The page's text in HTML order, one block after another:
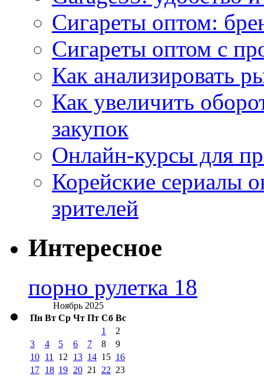
Сигареты оптом:
Сигареты оптом с
Как анализировать
Как увеличить
закупок
Онлайн-курсы для
Корейские сериалы
зрителей
Интересное
порно рулетка 18
Ноябрь 2025
Пн Вт Ср Чт Пт Сб Вс
1
2
3
4 5 6 7 8
9
10 11 12 13 14 15 16
17 18 19 20 21 22 23